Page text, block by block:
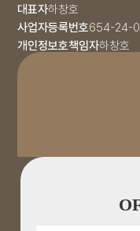
대표자하창호
사업자등록번호654-24-
개인정보호책임자하창호